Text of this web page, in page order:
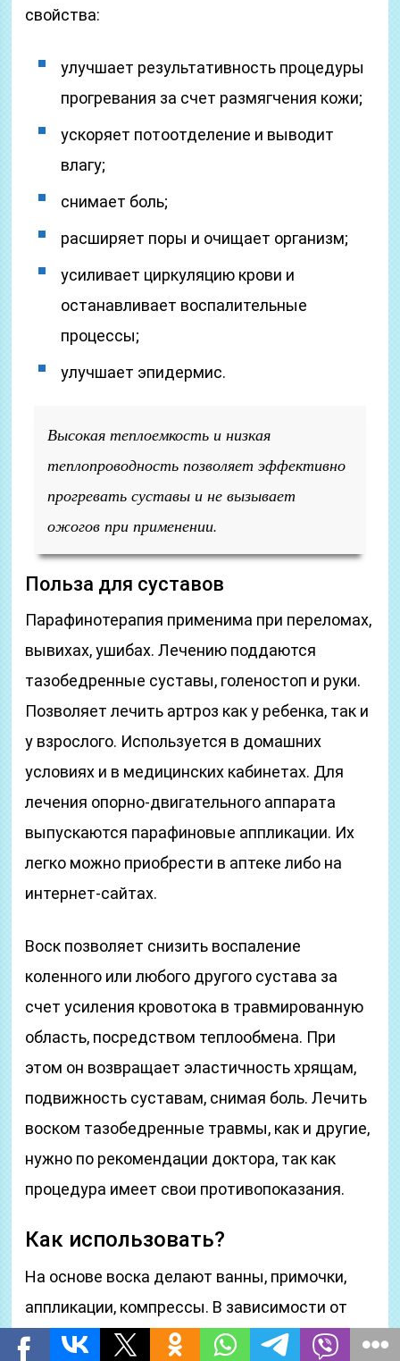
свойства:
улучшает результативность процедуры
прогревания за счет размягчения кожи;
ускоряет потоотделение и выводит
влагу;
снимает боль;
расширяет поры и очищает организм;
усиливает циркуляцию крови и
останавливает воспалительные
процессы;
улучшает эпидермис.
Высокая теплоемкость и низкая
теплопроводность позволяет эффективно
прогревать суставы и не вызывает
ожогов при применении.
Польза для суставов
Парафинотерапия применима при переломах,
вывихах, ушибах. Лечению поддаются
тазобедренные суставы, голеностоп и руки.
Позволяет лечить артроз как у ребенка, так и
у взрослого. Используется в домашних
условиях и в медицинских кабинетах. Для
лечения опорно-двигательного аппарата
выпускаются парафиновые аппликации. Их
легко можно приобрести в аптеке либо на
интернет-сайтах.
Воск позволяет снизить воспаление
коленного или любого другого сустава за
счет усиления кровотока в травмированную
область, посредством теплообмена. При
этом он возвращает эластичность хрящам,
подвижность суставам, снимая боль. Лечить
воском тазобедренные травмы, как и другие,
нужно по рекомендации доктора, так как
процедура имеет свои противопоказания.
Как использовать?
На основе воска делают ванны, примочки,
аппликации, компрессы. В зависимости от
перелома или ушиба выбирают оптимальный